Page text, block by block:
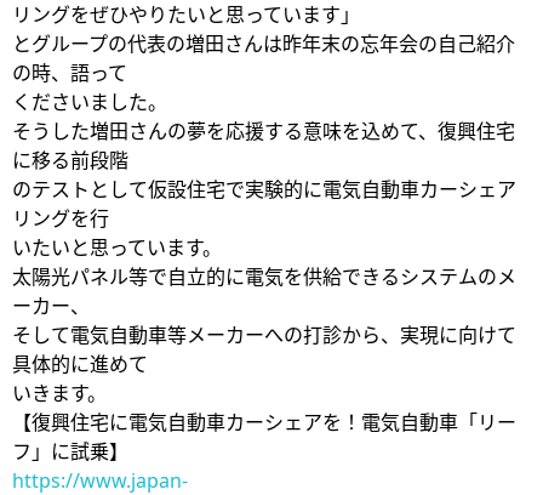
リングをぜひやりたいと思っています」
とグループの代表の増田さんは昨年末の忘年会の自己紹介
の時、語って
くださいました。
そうした増田さんの夢を応援する意味を込めて、復興住宅
に移る前段階
のテストとして仮設住宅で実験的に電気自動車カーシェア
リングを行
いたいと思っています。
太陽光パネル等で自立的に電気を供給できるシステムのメ
ーカー、
そして電気自動車等メーカーへの打診から、実現に向けて
具体的に進めて
いきます。
【復興住宅に電気自動車カーシェアを！電気自動車「リー
フ」に試乗】
https://www.japan-